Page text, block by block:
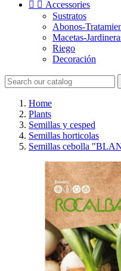
  Accessories
Sustratos
Abonos-
Macetas-
Riego
Decoración
Home
Plants
Semillas y cesped
Semillas horticolas
Semillas cebolla